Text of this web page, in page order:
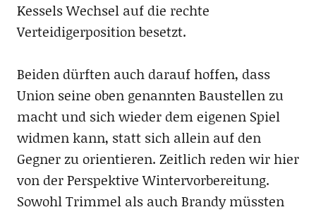
Kessels Wechsel auf die rechte
Verteidigerposition besetzt.
Beiden dürften auch darauf hoffen, dass
Union seine oben genannten Baustellen zu
macht und sich wieder dem eigenen Spiel
widmen kann, statt sich allein auf den
Gegner zu orientieren. Zeitlich reden wir hier
von der Perspektive Wintervorbereitung.
Sowohl Trimmel als auch Brandy müssten